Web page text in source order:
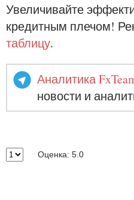
Увеличивайте
кредитным плечом!
таблицу.
Аналитика
новости и
Оценка: 5.0